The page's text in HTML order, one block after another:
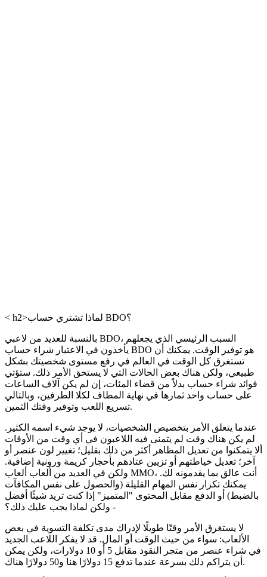
< h2>لماذا تشتري حساب BDO؟
بالنسبة للعديد من لاعبي BDO، السبب الرئيسي الذي يجعلهم
يأخذون في الاعتبار شراء حساب BDO هو توفير الوقت. يمكنك أن
تستغرق كل الوقت في العالم في رفع مستوى شخصيتك بشكل
طبيعي، ولكن هناك بعض الحالات التي لا يستحق الأمر ذلك. ستؤتي
فوائد شراء حساب بدلاً من قضاء المئات، إن لم يكن آلاف الساعات
على حساب واحد ثمارها في نهاية المطاف لكلا الطرفين، وبالتالي
تسريع اللعب وتوفير وقتك الثمين.
عندما يتعلق الأمر بتخصيص الشخصيات، لا يوجد شيء اسمه الكثير.
لم يكن هناك وقت لم يتمنى فيه اللاعبون في أي وقت من الأوقات
ألا يتمكنوا من تعديل المظاهر أكثر من ذلك بقليل؛ تغيير لون عنصر أو
آخر؛ تعديل خياطتهم أو تزيين عتادهم بأحجار كريمة ورونية إضافية.
ولكن في العديد من ألعاب ألعاب MMO، أنت عالق بما يقدمونه لك.
يمكنك تكرار نفس المهام القليلة (والحصول على نفس المكافآت
بالضبط) أو الدفع مقابل المحتوى "المتميز" إذا كنت تريد شيئًا أفضل
- ولكن لماذا يجب عليك ذلك؟
لا يستغرق الأمر وقتًا طويلًا لإدراك مدى تكلفة التسوية في بعض
الألعاب: سواء من حيث الوقت أو المال. قد لا يفكر اللاعب الجديد
في شراء عنصر من متجر النقود مقابل 5 أو 10 دولارات، ولكن يمكن
أن يتراكم ذلك بسرعة عندما تدفع 15 دولارًا هنا و50 دولارًا هناك.